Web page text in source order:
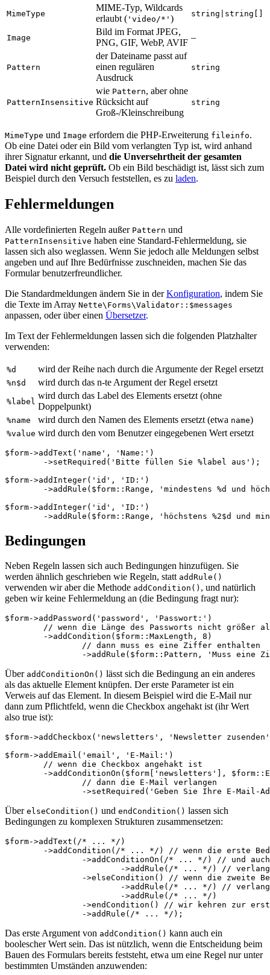
MimeType
MIME-Typ, Wildcards
erlaubt ( 'video/*' ) string|string[]
Image
Bild im Format JPEG,
PNG, GIF, WebP, AVIF
–
Pattern
der Dateiname passt auf
einen regulären
Ausdruck
string
PatternInsensitive
wie Pattern, aber ohne
Rücksicht auf
Groß-/Kleinschreibung
string
MimeType und Image erfordern die PHP-Erweiterung fileinfo.
Ob eine Datei oder ein Bild vom verlangten Typ ist, wird anhand
ihrer Signatur erkannt, und die Unversehrtheit der gesamten
Datei wird nicht geprüft. Ob ein Bild beschädigt ist, lässt sich zum
Beispiel durch den Versuch feststellen, es zu laden.
Fehlermeldungen
Alle vordefinierten Regeln außer Pattern und
PatternInsensitive haben eine Standard-Fehlermeldung, sie
lassen sich also weglassen. Wenn Sie jedoch alle Meldungen selbst
angeben und auf Ihre Bedürfnisse zuschneiden, machen Sie das
Formular benutzerfreundlicher.
Die Standardmeldungen ändern Sie in derKonfiguration, indem Sie
die Texte im Array Nette\Forms\Validator::$messages
anpassen, oder über einen Übersetzer.
Im Text der Fehlermeldungen lassen sich die folgenden Platzhalter
verwenden:
%d wird der Reihe nach durch die Argumente der Regel ersetzt
%n$d wird durch das n-te Argument der Regel ersetzt
%label
wird durch das Label des Elements ersetzt (ohne
Doppelpunkt)
%name wird durch den Namen des Elements ersetzt (etwa name)
%value wird durch den vom Benutzer eingegebenen Wert ersetzt
$form->addText('name', 'Name:')
$form->addInteger('id', 'ID:')
$form->addInteger('id', 'ID:')
Bedingungen
Neben Regeln lassen sich auch Bedingungen hinzufügen. Sie
werden ähnlich geschrieben wie Regeln, statt addRule()
verwenden wir aber die Methode addCondition() , und natürlich
geben wir keine Fehlermeldung an (die Bedingung fragt nur):
$form->addPassword('password', 'Passwort:')
Über addConditionOn() lässt sich die Bedingung an ein anderes
als das aktuelle Element knüpfen. Der erste Parameter ist ein
Verweis auf das Element. In diesem Beispiel wird die E-Mail nur
dann zum Pflichtfeld, wenn die Checkbox angehakt ist (ihr Wert
also true ist):
$form->addCheckbox('newsletters', 'Newsletter
$form->addEmail('email', 'E-Mail:')
Über elseCondition() und endCondition() lassen sich
Bedingungen zu komplexen Strukturen zusammensetzen:
$form->addText(/* ... */)
Das erste Argument von addCondition() kann auch ein
boolescher Wert sein. Das ist nützlich, wenn die Entscheidung beim
Bauen des Formulars bereits feststeht, etwa um eine Regel nur unter
bestimmten Umständen anzuwenden: